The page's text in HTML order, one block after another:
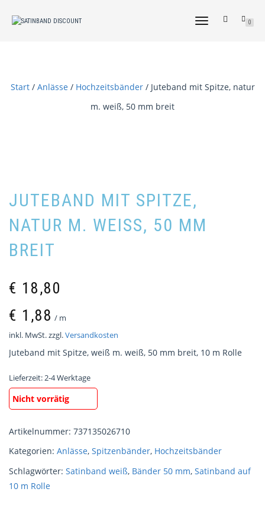
NAVIGATION
0
Start/ Anlässe/ Hochzeitsbänder/ Juteband mit Spitze, natur
m. weiß, 50 mm breit
JUTEBAND MIT SPITZE,
NATUR M. WEISS, 50 MM B
REIT
€ 18,80
€ 1,88 / m
inkl. MwSt.zzgl.Versandkosten
Juteband mit Spitze, weiß m. weiß, 50 mm breit, 10 m Rolle
Lieferzeit:2-4 Werktage
Nicht vorrätig
Artikelnummer: 737135026710
Kategorien: Anlässe, Spitzenbänder, Hochzeitsbänder
Schlagwörter: Satinband weiß, Bänder 50 mm, Satinband auf
10 m Rolle